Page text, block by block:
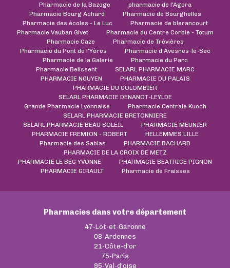
Pharmacie de la Bazoge
pharmacie de l'Agora
Pharmacie Bourg Achard
Pharmacie de Bourghelles
Pharmacie des écoles - Le Luc
Pharmacie de blerancourt
Pharmacie Vauban Givet
Pharmacie du Centre Corbie - Totum
Pharmacie Caze
Pharmacie de Trévières
Pharmacie du Pont de l'Yères
Pharmacie d’Avesnes-le-Sec
Pharmacie de la Galerie
Pharmacie du Parc
Pharmacie Belissent
SELARL PHARMACIE MARC
PHARMACIE NGUYEN
PHARMACIE DU PALAIS
PHARMACIE DU COLOMBIER
SELARL PHARMACIE DENANOT-LEYLDE
Grande Pharmacie Lyonnaise
Pharmacie Centrale Kuoch
SELARL PHARMACIE BRETONNIERE
SELARL PHARMACIE BEAU SOLEIL
PHARMACIE MEUNIER
PHARMACIE FREMION - ROBERT
HELLEMMES LILLE
Pharmacie des Sablas
PHARMACIE BACHARD
PHARMACIE DE LA CROIX DE METZ
PHARMACIE LE BEC YVONNE
PHARMACIE BEATRICE PIGNON
PHARMACIE GIRAULT
Pharmacie de Fraisses
Pharmacies dans votre département
47-Lot-et-Garonne
08-Ardennes
21-Côte-d'or
75-Paris
95-Val-d'oise